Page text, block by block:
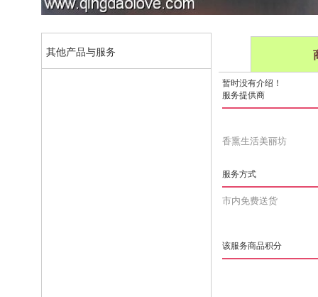
其他产品与服务
暂时没有介绍！
服务提供商
香熏生活美丽坊
服务方式
市内免费送货
该服务商品积分